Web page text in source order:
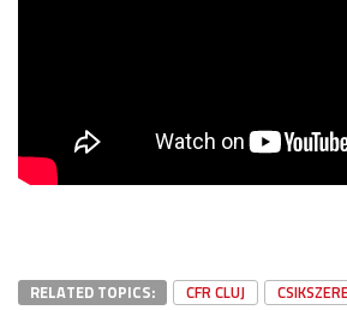
RELATED TOPICS: CFR CLUJ